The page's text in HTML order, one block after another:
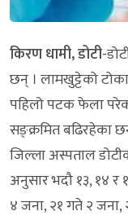
किरण धामी, डोटी-
छन् । लामखुट्टेको
पहिलो पटक फेला
सङ्क्रमित बढिरहेका
जिल्ला अस्पताल
अनुसार भदौ १३, १४
४ जना, २१ गते २